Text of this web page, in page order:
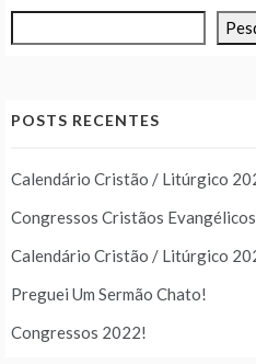
POSTS RECENTES
Calendário Cristão / Litúrgico
Congressos Cristãos
Calendário Cristão / Litúrgico
Preguei Um Sermão Chato!
Congressos 2022!